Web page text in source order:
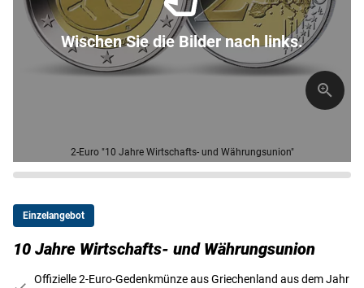
2-Euro "10 Jahre Wirtschafts- und Währungsunion"
Wischen Sie die Bilder nach links.
Einzelangebot
10 Jahre Wirtschafts- und Währungsunion
Offizielle 2-Euro-Gedenkmünze aus Griechenland aus dem Jahr